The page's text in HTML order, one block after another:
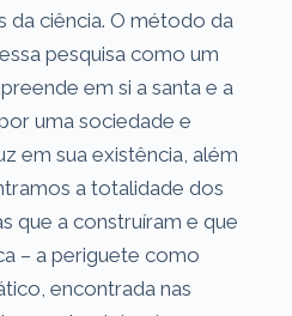
da ciência. O método da
pesquisa como um
em si a santa e a
uma sociedade e
em sua existência, além
a totalidade dos
que a construíram e que
– a periguete como
encontrada nas